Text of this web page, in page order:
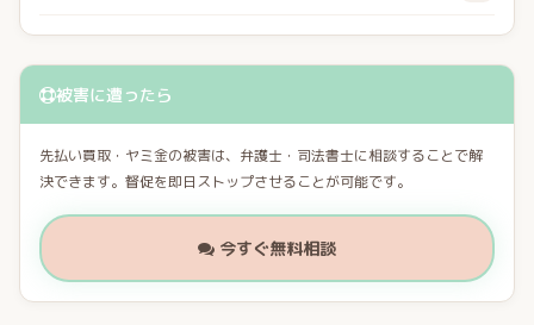
被害に遭ったら
先払い買取・ヤミ金の被害は、弁護士・司法書士に相談することで解
決できます。督促を即日ストップさせることが可能です。
今すぐ無料相談